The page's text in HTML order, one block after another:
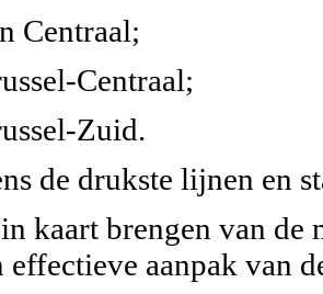
Centraal;
Centraal;
Zuid.
de drukste lijnen en
kaart brengen van
aanpak van